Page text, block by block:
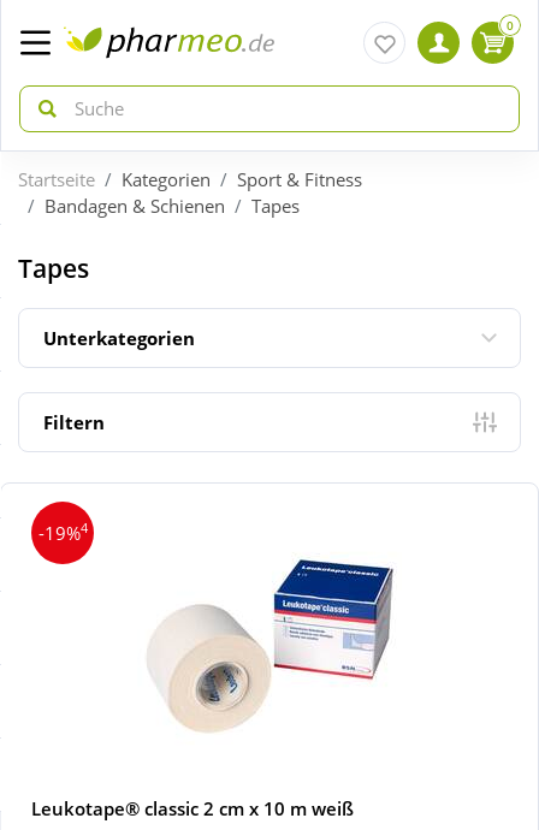
zurück
ÜBERSICHT AKTIONEN
Aktuelle Coupons
Neuheiten
Sale
zurück
ÜBERSICHT KATEGORIEN
Arzneimittel
Diabetes
Körperpflege & Kosmetik
0
Startseite Kategorien
Sport & Fitness
Bandagen & Schienen
Tapes
Tapes
Unterkategorien
Filtern
-19%4
Leukotape® classic 2 cm x 10 m weiß